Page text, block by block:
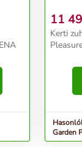
be:
11
Kerti
Garden